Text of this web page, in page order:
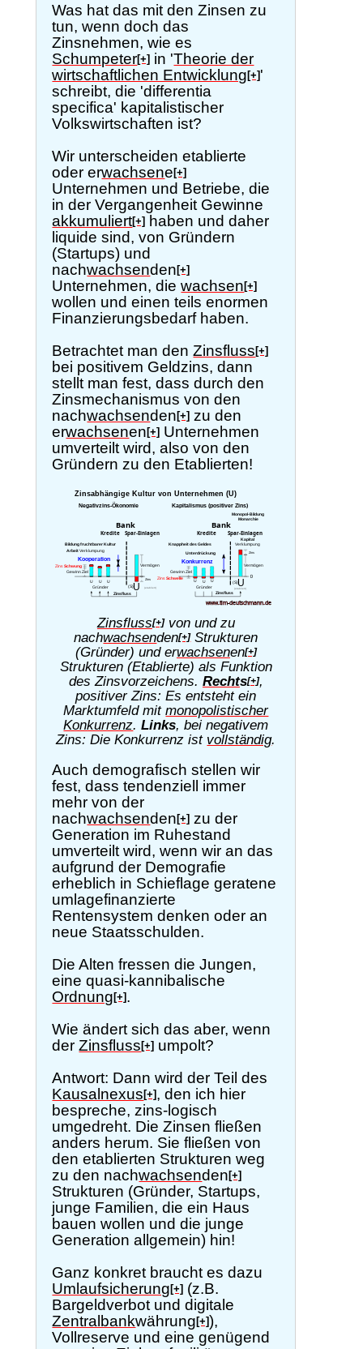
Was hat das mit den Zinsen zu
tun, wenn doch das
Zinsnehmen, wie es
Schumpeter[+] in 'Theorie der
wirtschaftlichen Entwicklung[+] '
schreibt, die 'differentia
specifica' kapitalistischer
Volkswirtschaften ist?
Wir unterscheiden etablierte
oder erwachsene[+]
Unternehmen und Betriebe, die
in der Vergangenheit Gewinne
akkumuliert[+]
haben und daher
liquide sind, von Gründern
(Startups) und
nachwachsenden[+]
Unternehmen, diewachsen[+]
wollen und einen teils enormen
Finanzierungsbedarf haben.
Betrachtet man denZinsfluss[+]
bei positivem Geldzins, dann
stellt man fest, dass durch den
Zinsmechanismus von den
nachwachsenden[+] zu den
erwachsenen[+] Unternehmen
umverteilt wird, also von den
Gründern zu den Etablierten!
Zinsfluss[+]von und zu
nachwachsenden[+]Strukturen
(Gründer) und erwachsenen[+]
Strukturen (Etablierte) als Funktion
des Zinsvorzeichens. Rechts[+],
positiver Zins: Es entsteht ein
Marktumfeld mitmonopolistischer
Konkurrenz.Links, bei negativem
Zins: Die Konkurrenz ist vollständig.
Auch demografisch stellen wir
fest, dass tendenziell immer
mehr von der
nachwachsenden[+] zu der
Generation im Ruhestand
umverteilt wird, wenn wir an das
aufgrund der Demografie
erheblich in Schieflage geratene
umlagefinanzierte
Rentensystem denken oder an
neue Staatsschulden.
Die Alten fressen die Jungen,
eine quasi-kannibalische
Ordnung[+] .
Wie ändert sich das aber, wenn
derZinsfluss[+] umpolt?
Antwort: Dann wird der Teil des
Kausalnexus[+] , den ich hier
bespreche, zins-logisch
umgedreht. Die Zinsen fließen
anders herum. Sie fließen von
den etablierten Strukturen weg
zu den nachwachsenden[+]
Strukturen (Gründer, Startups,
junge Familien, die ein Haus
bauen wollen und die junge
Generation allgemein) hin!
Ganz konkret braucht es dazu
Umlaufsicherung[+] (z.B.
Bargeldverbot und digitale
Zentralbankwährung[+]),
Vollreserve und eine genügend